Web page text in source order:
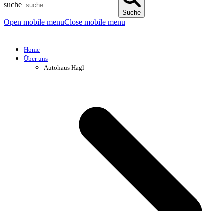
suche
Suche
Open mobile menuClose mobile menu
Home
Über uns
Autohaus Hagl